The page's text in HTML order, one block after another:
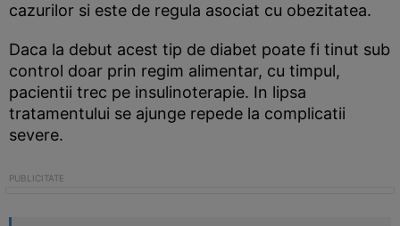
cazurilor si este de regula asociat cu obezitatea.
Daca la debut acest tip de diabet poate fi tinut sub
control doar prin regim alimentar, cu timpul,
pacientii trec pe insulinoterapie. In lipsa
tratamentului se ajunge repede la complicatii
severe.